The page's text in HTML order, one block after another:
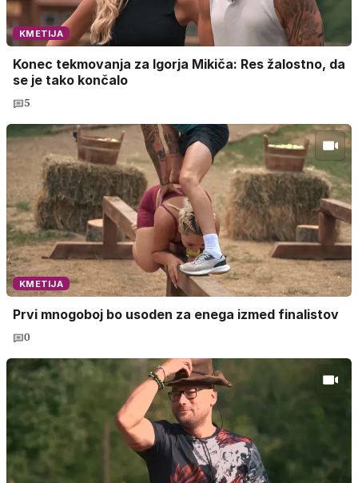
KMETIJA
Konec tekmovanja za Igorja Mikiča: Res žalostno, da
se je tako končalo
5
KMETIJA
Prvi mnogoboj bo usoden za enega izmed finalistov
0